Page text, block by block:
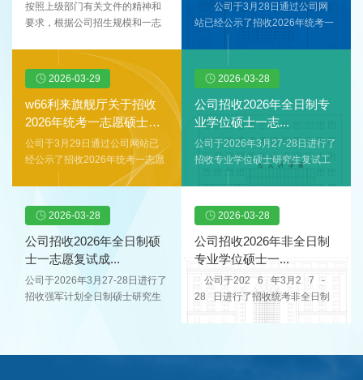
按照上级部门有关文件的精神和
要求，根据公司招生规模和一志
录取情况，制定本办法。接收调
剂申请专业要求和工作安排如
下。一、接收调剂申请专业、拟
招收名额和调剂要求表1接收调剂
申请要求列表拟接收调剂专业代
码及名称拟接收调剂学习方式拟
接收调剂人数一志愿报考专业要
求初试统考科目要求初试成绩要
求初试总成绩单科（满分=100
085405软件工程非全日制
10081200计算机科学与...
公司于3月28日通过公司网
站已经公示了招收2026年统考一
志愿硕士研究生的复试成绩及排
（退役老员工士兵专项计划）指
标1个，依据公司招收一志愿统考
生录取原则，现拟录取退役老员
工士兵专项计划成绩排名第1的考
生，具体名单如
下。
表1 复试拟录取结果序号考生编
号姓名（加密）总成绩排名拟录
拟录取备注1100...
2026-03-29
w66利来旗舰厅关于招收
2026年统考一志愿硕士补
录...
公司于3月29日通过公司网站已
经公示了招收2026年统考一志愿
硕士研究生的复试成绩及拟录取
位指标1个，全日制专业学位指标
3个【含1个储才计划（关键软
件）-校地专项（杭州）】，依据
公司的招收一志愿统考生补录原
则，现全日制学术学位拟补录总
成绩排名第15名的考生，全日制
密）总成绩排名拟录取专业代码
2026-03-28
公司招收2026年全日制专
业学位硕士一志...
公司于2026年3月27-28日进行了
招收专业学位硕士研究生复试工
未分配。依照考生思想政治与道
德品质情况、现实表现情况、个
人身体情况、复试成绩、总成
绩，结合考生志愿意向和公司拟
接收指标，复试成绩及拟录取结
果见表1。入学后3个月内，公司
按照《普通高等公司员工管理规
定》的有关要求，对所有考生进
月3日，7日。表1 复试成绩及拟
2026-03-28
公司招收2026年全日制硕
士一志愿复试成...
公司于2026年3月27-28日进行了
招收强军计划全日制硕士研究生
2026-03-28
公司招收2026年非全日制
专业学位硕士一...
公司于202 6 年3月2 7 -
28 日进行了招收统考非全日制
专业学位硕士研究生复试工作，